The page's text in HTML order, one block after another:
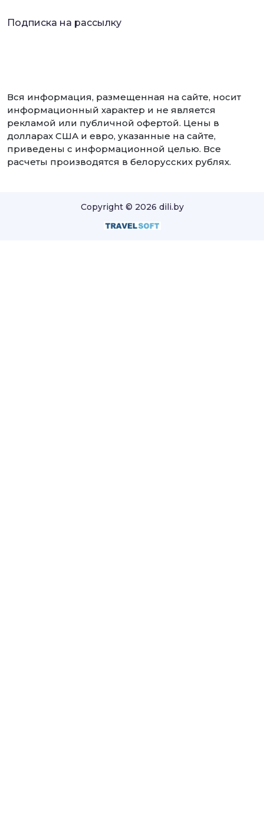
Подписка на рассылку
Вся информация, размещенная на сайте, носит
информационный характер и не является
рекламой или публичной офертой. Цены в
долларах США и евро, указанные на сайте,
приведены с информационной целью. Все
расчеты производятся в белорусских рублях.
Copyright © 2026 dili.by